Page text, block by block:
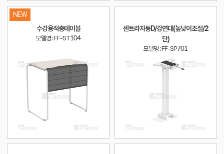
NEW
수강용적층테이블
모델명 : FF-ST104
센트라자동D/강연대(높낮이조절/2
단)
모델명 : FF-SP701